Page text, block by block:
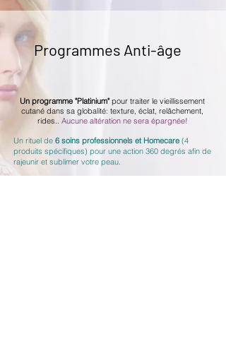
Programmes Anti-âge
Un programme "Platinium" pour traiter le vieillissement
cutané dans sa globalité: texture, éclat, relâchement,
rides.. Aucune altération ne sera épargnée!
Un rituel de 6 soins professionnels et Homecare (4
produits spécifiques) pour une action 360 degrés afin de
rajeunir et sublimer votre peau.